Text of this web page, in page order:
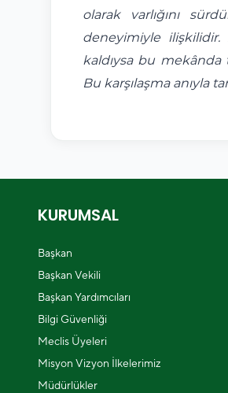
olarak varlığını
deneyimiyle ilişkilidir.
kaldıysa bu mekânda
Bu karşılaşma anıyla
KURUMSAL
Başkan
Başkan Vekili
Başkan Yardımcıları
Bilgi Güvenliği
Meclis Üyeleri
Misyon Vizyon İlkelerimiz
Müdürlükler